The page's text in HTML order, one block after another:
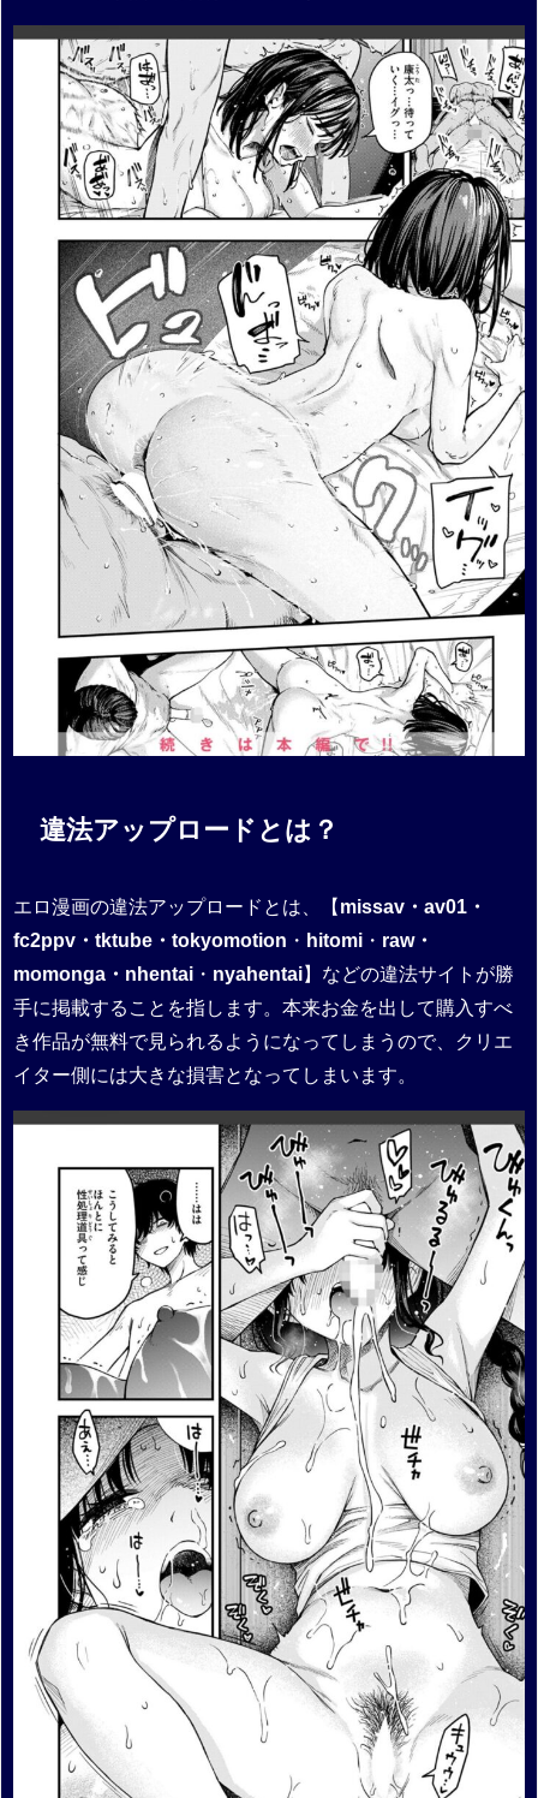
違法アップロードとは？
エロ漫画の違法アップロードとは、【 missav・av01・
fc2ppv・tktube・tokyomotion ・ hitomi ・ raw・
momonga・nhentai ・ nyahentai】などの違法サイトが勝
手に掲載することを指します。本来お金を出して購入すべ
き作品が無料で見られるようになってしまうので、クリエ
イター側には大きな損害となってしまいます。